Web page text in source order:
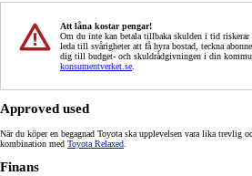
Att låna kostar pengar!
Om du inte kan betala tillbaka skulden i tid riskerar
leda till svårigheter att få hyra bostad, teckna
dig till budget- och skuldrådgivningen i din
konsumentverket.se
Approved used
När du köper en begagnad Toyota ska upplevelsen vara lika trevlig
kombination med Toyota Relaxed
Finans